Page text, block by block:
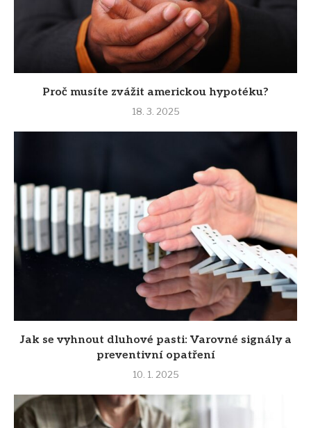
Proč musíte zvážit americkou hypotéku?
18. 3. 2025
Jak se vyhnout dluhové pasti: Varovné signály a
preventivní opatření
10. 1. 2025